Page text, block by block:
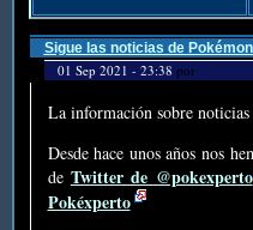
Sigue las noticias de
01 Sep 2021 - 23:38 por
La información sobre
Desde hace unos años nos
de Twitter de @pokexperto
Pokéxperto